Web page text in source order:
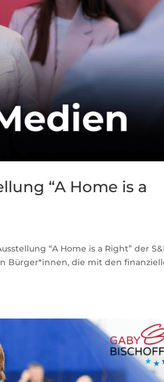
“A Home is a
“A Home is a Right” der
Bürger*innen, die mit den